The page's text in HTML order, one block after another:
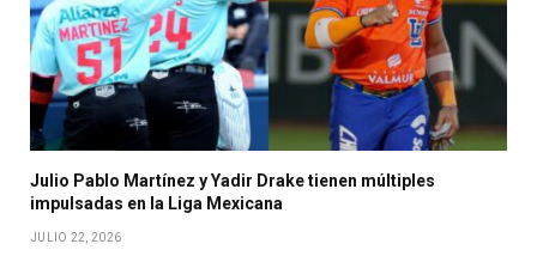
Julio Pablo Martínez y Yadir Drake tienen múltiples
impulsadas en la Liga Mexicana
JULIO 22, 2026